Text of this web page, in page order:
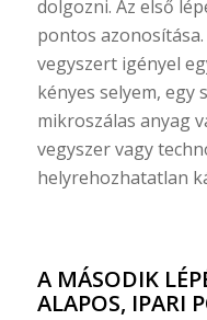
dolgozni. Az első
pontos
vegyszert igényel
kényes selyem,
mikroszálas anyag
vegyszer vagy
helyrehozhatatlan
A MÁSODIK
ALAPOS, IPARI